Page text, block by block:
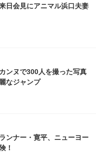
日会見にアニマル浜口夫妻
ンヌで300人を撮った写真
なジャンプ
ンナー・寛平、ニューヨー
！